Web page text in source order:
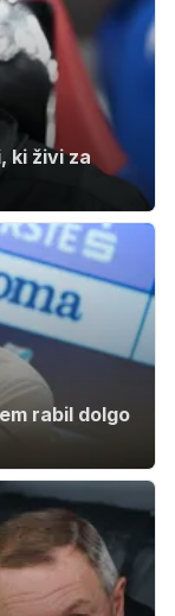
ki živi za
rabil dolgo